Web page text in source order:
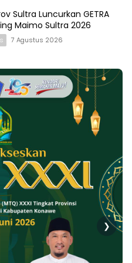
Sultra Luncurkan GETRA
Maimo Sultra 2026
7 Agustus 2026